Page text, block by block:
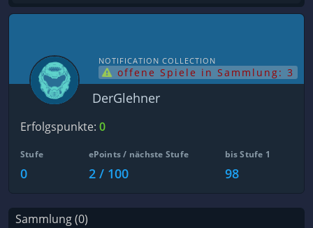
NOTIFICATION COLLECTION
offene Spiele in Sammlung: 3
DerGlehner
Erfolgspunkte: 0
Stufe
0
ePoints / nächste Stufe
2 / 100
bis Stufe 1
98
Sammlung (0)